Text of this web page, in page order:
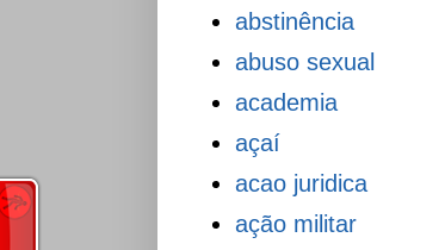
abstinência
abuso sexual
academia
açaí
acao juridica
ação militar